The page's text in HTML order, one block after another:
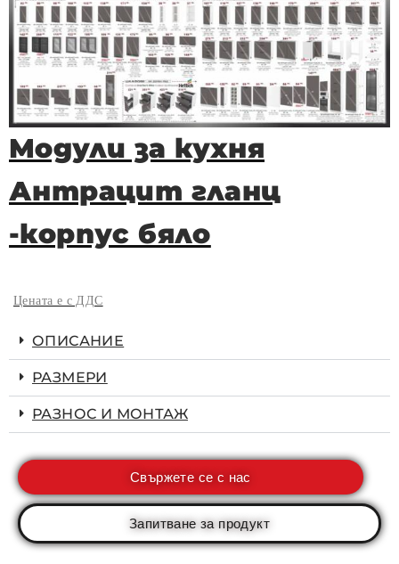
Модули за кухня
Антрацит гланц
-корпус бяло
Цената е с ДДС
ОПИСАНИЕ
РАЗМЕРИ
РАЗНОС И МОНТАЖ
Свържете се с нас
Запитване за продукт